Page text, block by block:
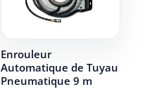
Enrouleur
Automatique de Tuyau
Pneumatique 9 m